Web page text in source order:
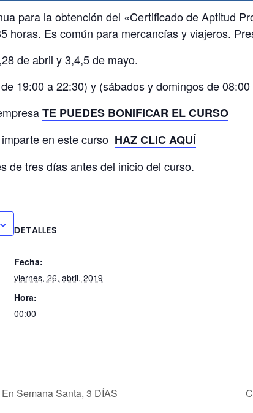
para la obtención del «Certificado de Aptitud
horas. Es común para mercancías y viajeros.
de abril y 3,4,5 de mayo.
19:00 a 22:30) y (sábados y domingos de
TE PUEDES BONIFICAR EL CURSO
en este curso HAZ CLIC AQUÍ
de tres días antes del inicio del curso.
DETALLES
Fecha:
viernes, 26, abril, 2019
Hora:
00:00
Semana Santa, 3 DÍAS